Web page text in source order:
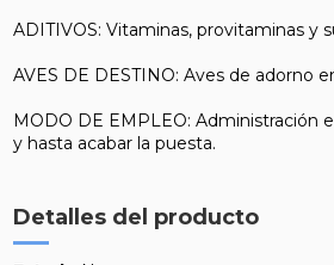
ADITIVOS: Vitaminas, provitaminas y
AVES DE DESTINO: Aves de adorno
MODO DE EMPLEO: Administración
y hasta acabar la puesta.
Detalles del producto